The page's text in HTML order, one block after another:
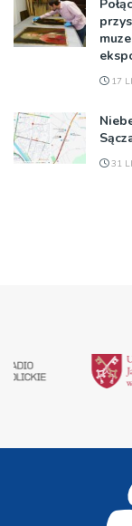
17
31